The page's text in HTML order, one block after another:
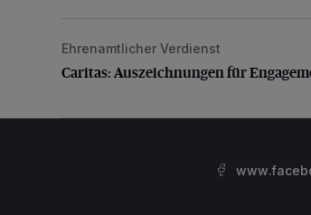
Caritas: Auszeichnungen für
Ehrenamtlicher Verdienst
Caritas: Auszeichnungen für